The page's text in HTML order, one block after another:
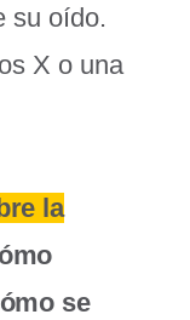
su oído.
X o una
la
se